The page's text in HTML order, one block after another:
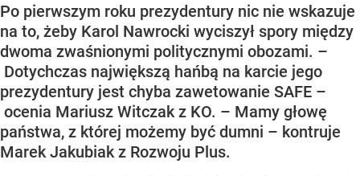
Po pierwszym roku prezydentury nic nie wskazuje
na to, żeby Karol Nawrocki wyciszył spory między
dwoma zwaśnionymi politycznymi obozami. –
Dotychczas największą hańbą na karcie jego
prezydentury jest chyba zawetowanie SAFE –
ocenia Mariusz Witczak z KO. – Mamy głowę
państwa, z której możemy być dumni – kontruje
Marek Jakubiak z Rozwoju Plus.